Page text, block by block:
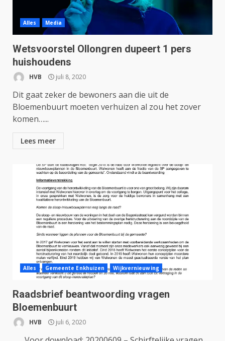
Alles Media
Wetsvoorstel Ollongren dupeert 1 pers
huishoudens
HVB juli 8, 2020
Dit gaat zeker de bewoners aan die uit de
Bloemenbuurt moeten verhuizen al zou het zover
komen…...
Lees meer
Alles Gemeente Enkhuizen Wijkvernieuwing
Raadsbrief beantwoording vragen
Bloemenbuurt
HVB juli 6, 2020